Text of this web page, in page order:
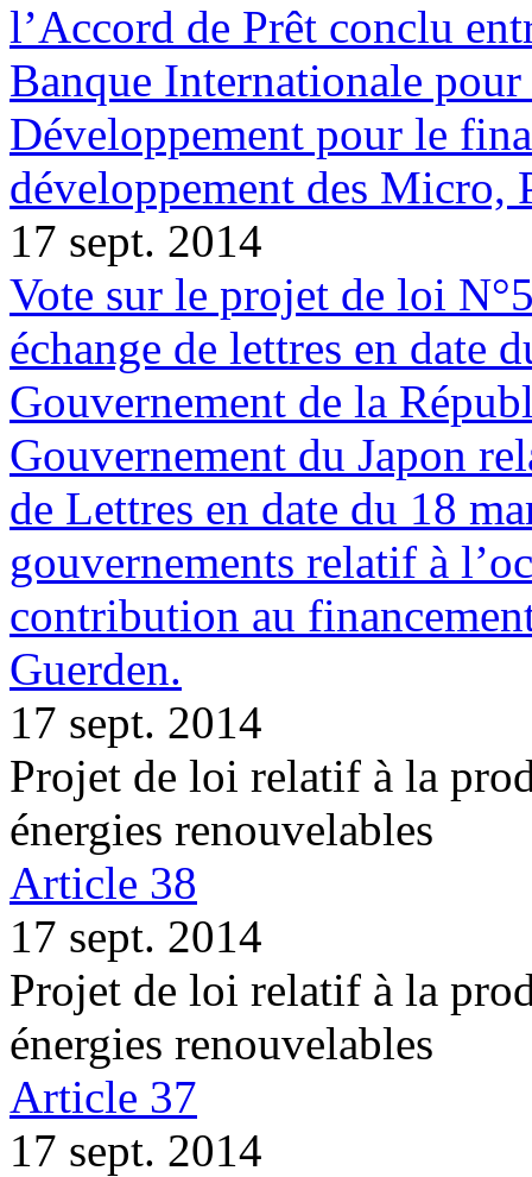
l’Accord de Prêt conclu
Banque Internationale
Développement pour le
développement des Micro,
17 sept. 2014
Vote sur le projet de loi
échange de lettres en date
Gouvernement de la
Gouvernement du Japon
de Lettres en date du 18
gouvernements relatif à
contribution au
Guerden.
17 sept. 2014
Projet de loi relatif à la
énergies renouvelables
Article 38
17 sept. 2014
Projet de loi relatif à la
énergies renouvelables
Article 37
17 sept. 2014